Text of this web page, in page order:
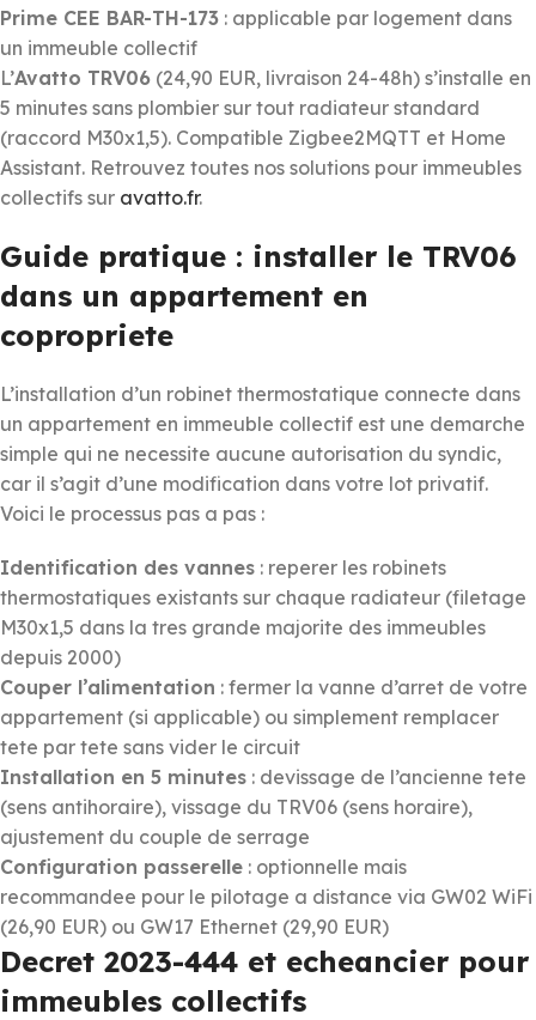
Prime CEE BAR-TH-173 : applicable par logement dans
un immeuble collectif
L’Avatto TRV06 (24,90 EUR, livraison 24-48h) s’installe en
5 minutes sans plombier sur tout radiateur standard
(raccord M30x1,5). Compatible Zigbee2MQTT et Home
Assistant. Retrouvez toutes nos solutions pour immeubles
collectifs sur avatto.fr.
Guide pratique : installer le TRV06
dans un appartement en
copropriete
L’installation d’un robinet thermostatique connecte dans
un appartement en immeuble collectif est une demarche
simple qui ne necessite aucune autorisation du syndic,
car il s’agit d’une modification dans votre lot privatif.
Voici le processus pas a pas :
Identification des vannes : reperer les robinets
thermostatiques existants sur chaque radiateur (filetage
M30x1,5 dans la tres grande majorite des immeubles
depuis 2000)
Couper l’alimentation : fermer la vanne d’arret de votre
appartement (si applicable) ou simplement remplacer
tete par tete sans vider le circuit
Installation en 5 minutes : devissage de l’ancienne tete
(sens antihoraire), vissage du TRV06 (sens horaire),
ajustement du couple de serrage
Configuration passerelle : optionnelle mais
recommandee pour le pilotage a distance via GW02 WiFi
(26,90 EUR) ou GW17 Ethernet (29,90 EUR)
Decret 2023-444 et echeancier pour
immeubles collectifs